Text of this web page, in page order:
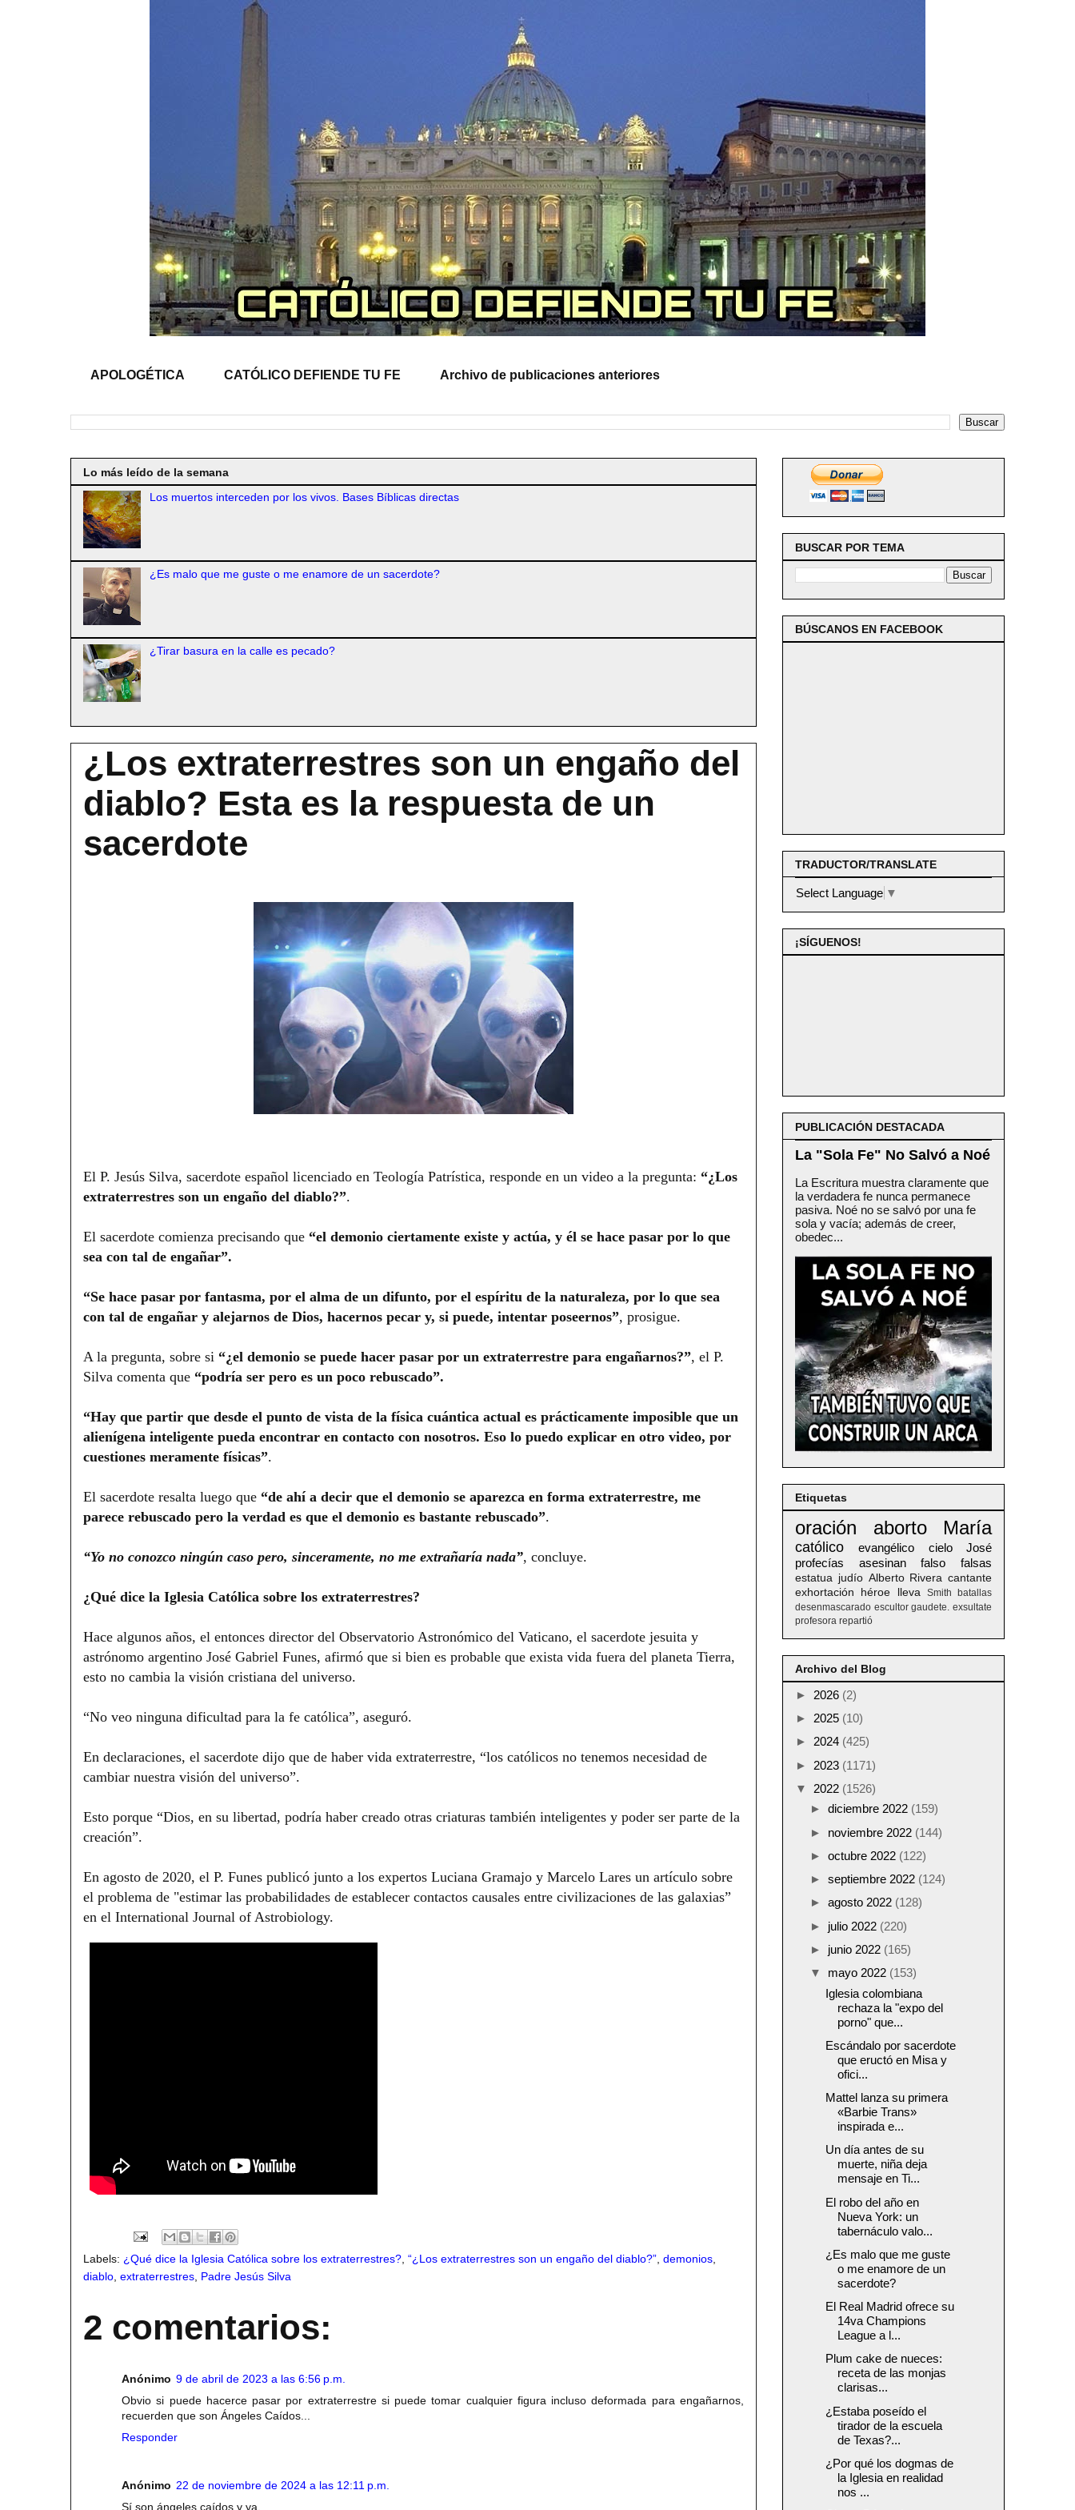
APOLOGÉTICA CATÓLICO DEFIENDE TU FE Archivo de publicaciones anteriores
Lo más leído de la semana
Los muertos interceden por los vivos. Bases Bíblicas directas
¿Es malo que me guste o me enamore de un sacerdote?
¿Tirar basura en la calle es pecado?
¿Los extraterrestres son un engaño del
diablo? Esta es la respuesta de un
sacerdote
El P. Jesús Silva, sacerdote español licenciado en Teología Patrística, responde en un video a la pregunta: “¿Los
extraterrestres son un engaño del diablo?”.
El sacerdote comienza precisando que “el demonio ciertamente existe y actúa, y él se hace pasar por lo que
sea con tal de engañar”.
“Se hace pasar por fantasma, por el alma de un difunto, por el espíritu de la naturaleza, por lo que sea
con tal de engañar y alejarnos de Dios, hacernos pecar y, si puede, intentar poseernos”, prosigue.
A la pregunta, sobre si “¿el demonio se puede hacer pasar por un extraterrestre para engañarnos?”, el P.
Silva comenta que “podría ser pero es un poco rebuscado”.
“Hay que partir que desde el punto de vista de la física cuántica actual es prácticamente imposible que un
alienígena inteligente pueda encontrar en contacto con nosotros. Eso lo puedo explicar en otro video, por
cuestiones meramente físicas”.
El sacerdote resalta luego que “de ahí a decir que el demonio se aparezca en forma extraterrestre, me
parece rebuscado pero la verdad es que el demonio es bastante rebuscado”.
“Yo no conozco ningún caso pero, sinceramente, no me extrañaría nada”, concluye.
¿Qué dice la Iglesia Católica sobre los extraterrestres?
Hace algunos años, el entonces director del Observatorio Astronómico del Vaticano, el sacerdote jesuita y
astrónomo argentino José Gabriel Funes, afirmó que si bien es probable que exista vida fuera del planeta Tierra,
esto no cambia la visión cristiana del universo.
“No veo ninguna dificultad para la fe católica”, aseguró.
En declaraciones, el sacerdote dijo que de haber vida extraterrestre, “los católicos no tenemos necesidad de
cambiar nuestra visión del universo”.
Esto porque “Dios, en su libertad, podría haber creado otras criaturas también inteligentes y poder ser parte de la
creación”.
En agosto de 2020, el P. Funes publicó junto a los expertos Luciana Gramajo y Marcelo Lares un artículo sobre
el problema de "estimar las probabilidades de establecer contactos causales entre civilizaciones de las galaxias”
en el International Journal of Astrobiology.
Labels: ¿Qué dice la Iglesia Católica sobre los extraterrestres? “¿Los extraterrestres son un engaño del diablo?” demonios
diablo extraterrestres Padre Jesús Silva
2 comentarios:
Anónimo 9 de abril de 2023 a las 6:56 p.m.
Obvio si puede hacerce pasar por extraterrestre si puede tomar cualquier figura incluso deformada para engañarnos,
recuerden que son Ángeles Caídos...
Responder
Anónimo 22 de noviembre de 2024 a las 12:11 p.m.
Sí son ángeles caídos y ya.
BUSCAR POR TEMA
BÚSCANOS EN FACEBOOK
TRADUCTOR/TRANSLATE
Select Language ▼
¡SÍGUENOS!
PUBLICACIÓN DESTACADA
La "Sola Fe" No Salvó a Noé
La Escritura muestra claramente que
la verdadera fe nunca permanece
pasiva. Noé no se salvó por una fe
sola y vacía; además de creer,
obedec...
Etiquetas
oración aborto María
católico evangélico cielo
José
profecías
asesinan falso falsas
estatua judío Alberto Rivera cantante
exhortación
héroe lleva Smith
batallas
desenmascarado escultor gaudete. exsultate
profesora repartió
Archivo del Blog
► 2026 (2)
► 2025 (10)
► 2024 (425)
► 2023 (1171)
▼ 2022 (1526)
► diciembre 2022 (159)
► noviembre 2022 (144)
► octubre 2022 (122)
► septiembre 2022 (124)
► agosto 2022 (128)
► julio 2022 (220)
► junio 2022 (165)
▼ mayo 2022 (153)
Iglesia colombiana
rechaza la "expo del
porno" que...
Escándalo por sacerdote
que eructó en Misa y
ofici...
Mattel lanza su primera
«Barbie Trans»
inspirada e...
Un día antes de su
muerte, niña deja
mensaje en Ti...
El robo del año en
Nueva York: un
tabernáculo valo...
¿Es malo que me guste
o me enamore de un
sacerdote?
El Real Madrid ofrece su
14va Champions
League a l...
Plum cake de nueces:
receta de las monjas
clarisas...
¿Estaba poseído el
tirador de la escuela
de Texas?...
¿Por qué los dogmas de
la Iglesia en realidad
nos ...